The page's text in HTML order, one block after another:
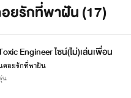
ยรักที่พาฝัน (17)
Engineer ไซน์(ไม่)เล่นเพื่อน
คอยรักที่พาฝัน
น